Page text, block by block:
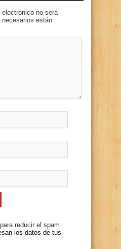
no será
están
reducir el spam.
los datos de tus